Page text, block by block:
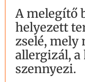
A melegítő
helyezett
zselé, mely
allergizál,
szennyezi.